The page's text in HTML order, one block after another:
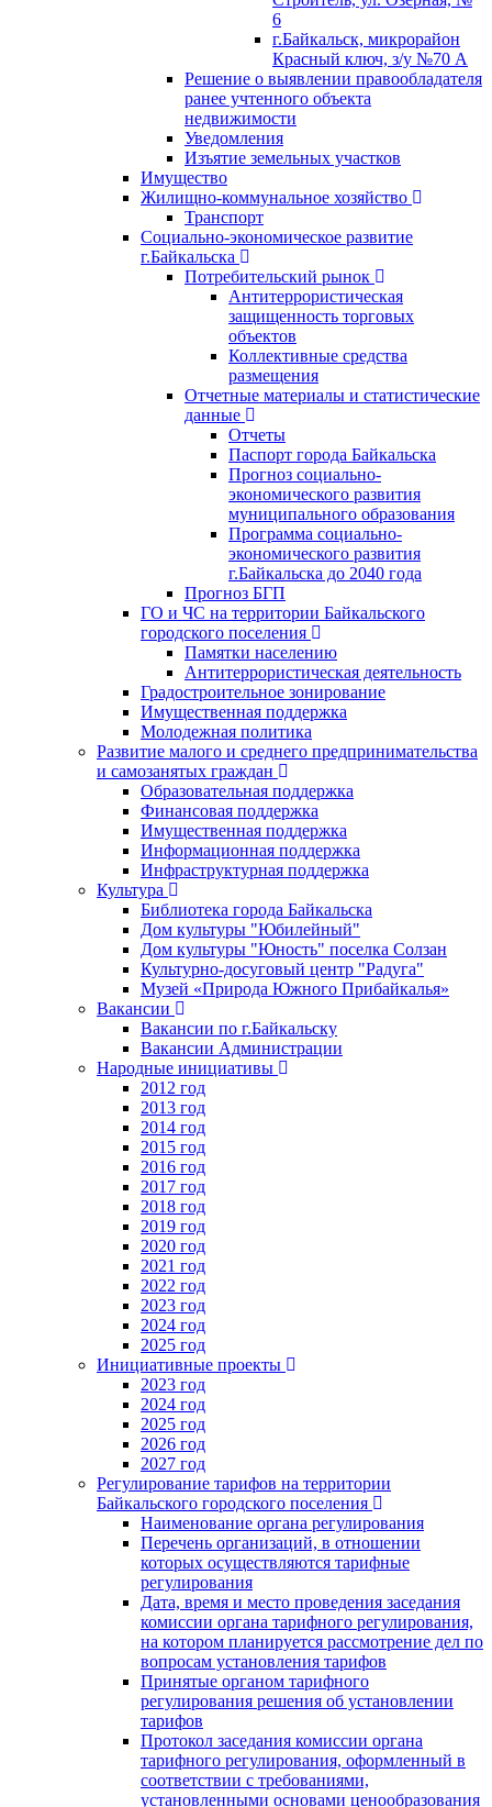
6
г.Байкальск, микрорайон
Красный ключ, з/у №70 А
Решение о выявлении правообладателя
ранее учтенного объекта
недвижимости
Уведомления
Изъятие земельных участков
Имущество
Жилищно-коммунальное хозяйство
Транспорт
Социально-экономическое развитие
г.Байкальска
Потребительский рынок
Антитеррористическая
защищенность торговых
объектов
Коллективные средства
размещения
Отчетные материалы и статистические
данные
Отчеты
Паспорт города Байкальска
Прогноз социально-
экономического развития
муниципального образования
Программа социально-
экономического развития
г.Байкальска до 2040 года
Прогноз БГП
ГО и ЧС на территории Байкальского
городского поселения
Памятки населению
Антитеррористическая деятельность
Градостроительное зонирование
Имущественная поддержка
Молодежная политика
Развитие малого и среднего предпринимательства
и самозанятых граждан
Образовательная поддержка
Финансовая поддержка
Имущественная поддержка
Информационная поддержка
Инфраструктурная поддержка
Культура
Библиотека города Байкальска
Дом культуры "Юбилейный"
Дом культуры "Юность" поселка Солзан
Культурно-досуговый центр "Радуга"
Музей «Природа Южного Прибайкалья»
Вакансии
Вакансии по г.Байкальску
Вакансии Администрации
Народные инициативы
2012 год
2013 год
2014 год
2015 год
2016 год
2017 год
2018 год
2019 год
2020 год
2021 год
2022 год
2023 год
2024 год
2025 год
Инициативные проекты
2023 год
2024 год
2025 год
2026 год
2027 год
Регулирование тарифов на территории
Байкальского городского поселения
Наименование органа регулирования
Перечень организаций, в отношении
которых осуществляются тарифные
регулирования
Дата, время и место проведения заседания
комиссии органа тарифного регулирования,
на котором планируется рассмотрение дел по
вопросам установления тарифов
Принятые органом тарифного
регулирования решения об установлении
тарифов
Протокол заседания комиссии органа
тарифного регулирования, оформленный в
соответствии с требованиями,
установленными основами ценообразования